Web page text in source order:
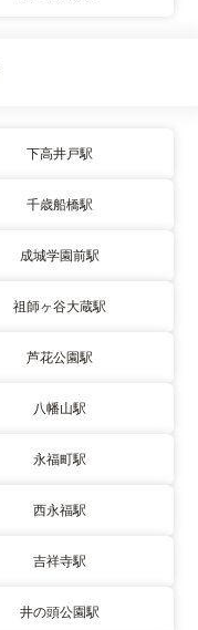
下高井戸駅
千歳船橋駅
成城学園前駅
祖師ヶ谷大蔵駅
芦花公園駅
八幡山駅
永福町駅
西永福駅
吉祥寺駅
井の頭公園駅